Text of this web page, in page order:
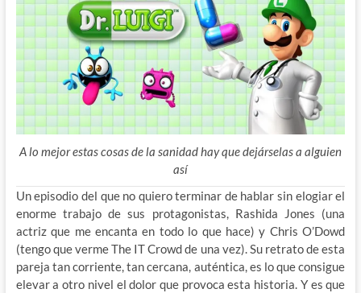
A lo mejor estas cosas de la sanidad hay que dejárselas a alguien
así
Un episodio del que no quiero terminar de hablar sin elogiar el
enorme trabajo de sus protagonistas, Rashida Jones (una
actriz que me encanta en todo lo que hace) y Chris O’Dowd
(tengo que verme The IT Crowd de una vez). Su retrato de esta
pareja tan corriente, tan cercana, auténtica, es lo que consigue
elevar a otro nivel el dolor que provoca esta historia. Y es que